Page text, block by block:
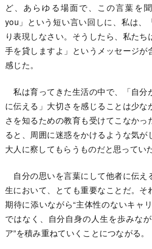
ど、あらゆる場面で、この言葉を
you」という短い言い回しに、私は、
り表現しなさい。そうしたら、私たち
手を貸しますよ」というメッセージが
感じた。
私は育ってきた生活の中で、「自分
に伝える」大切さを感じることは少な
さを知るための教育も受けてこなかっ
ると、周囲に迷惑をかけるような気が
大人に察してもらうものだと思っていた
自分の思いを言葉にして他者に伝え
生において、とても重要なことだ。そ
期待に添いながら“主体性のないキャ
ではなく、自分自身の人生を歩みな
ア”を積み重ねていくことにつながる。